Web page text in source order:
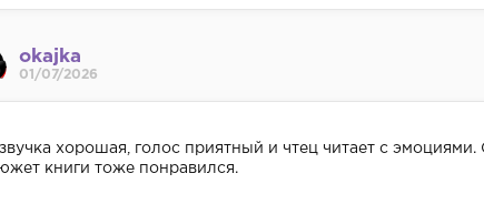
okajka
01/07/2026
хорошая, голос приятный и чтец читает с
книги тоже понравился.